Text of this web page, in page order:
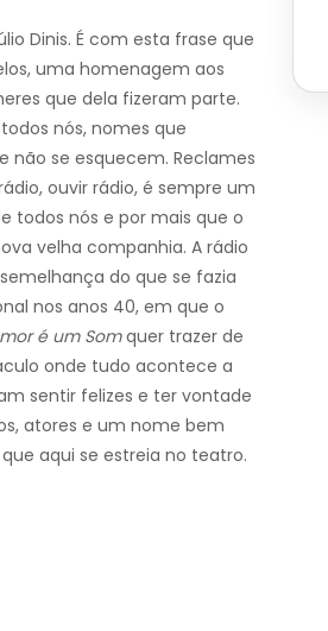
Dinis. É com esta frase que
uma homenagem aos
que dela fizeram parte.
nós, nomes que
não se esquecem. Reclames
ouvir rádio, é sempre um
todos nós e por mais que o
velha companhia. A rádio
do que se fazia
nos anos 40, em que o
é um Somquer trazer de
onde tudo acontece a
sentir felizes e ter vontade
atores e um nome bem
aqui se estreia no teatro.